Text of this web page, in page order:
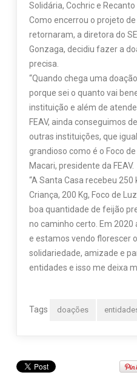
Solidária, Cochric e
Como encerrou o projeto
retornaram, a diretora do
Gonzaga, decidiu fazer a
precisa.
“Quando chega uma
porque sei o quanto vai
instituição e além de
FEAV, ainda conseguimos
outras instituições, que
grandioso como é o Foco
Macari, presidente da FEAV.
“A Santa Casa recebeu 250
Criança, 200 Kg, Foco de
boa quantidade de feijão
no caminho certo. Em 2020
e estamos vendo florescer
solidariedade, amizade e
entidades e isso me deixa
Tags doações